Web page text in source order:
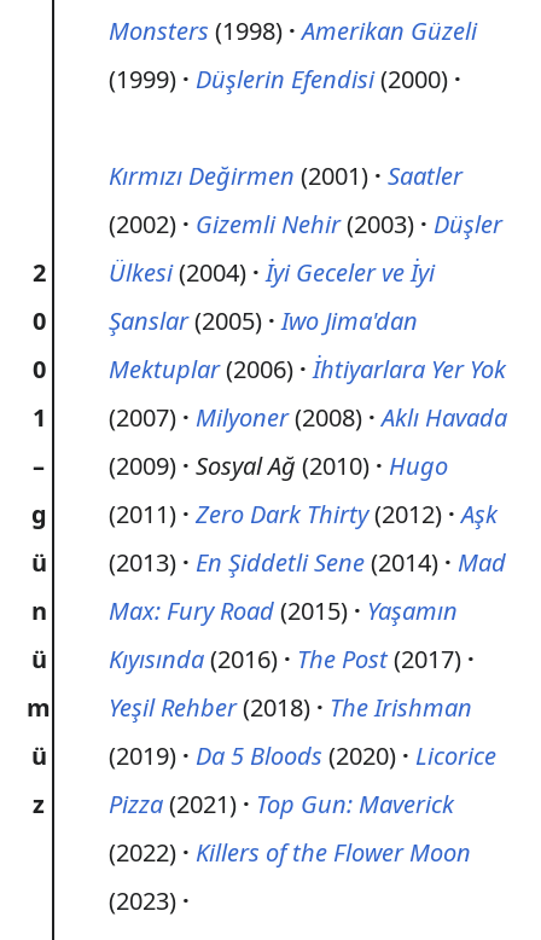
Monsters (1998) Amerikan Güzeli
(1999)
Düşlerin Efendisi(2000)
2
0
0
1
–
g
ü
n
ü
m
ü
z
Kırmızı Değirmen (2001) Saatler
(2002)
Gizemli Nehir(2003)
Düşler
Ülkesi(2004) İyi Geceler ve İyi
Şanslar(2005) Iwo Jima'dan
Mektuplar(2006) İhtiyarlara Yer Yok
(2007)
Milyoner(2008) Aklı Havada
(2009) Sosyal Ağ (2010)
Hugo
(2011) Zero Dark Thirty(2012) Aşk
(2013)
En Şiddetli Sene(2014)
Mad
Max: Fury Road(2015)
Yaşamın
Kıyısında(2016) The Post(2017)
Yeşil Rehber(2018)
The Irishman
(2019)
Da 5 Bloods (2020)
Licorice
Pizza(2021)
Top Gun: Maverick
(2022)
Killers of the Flower Moon
(2023)